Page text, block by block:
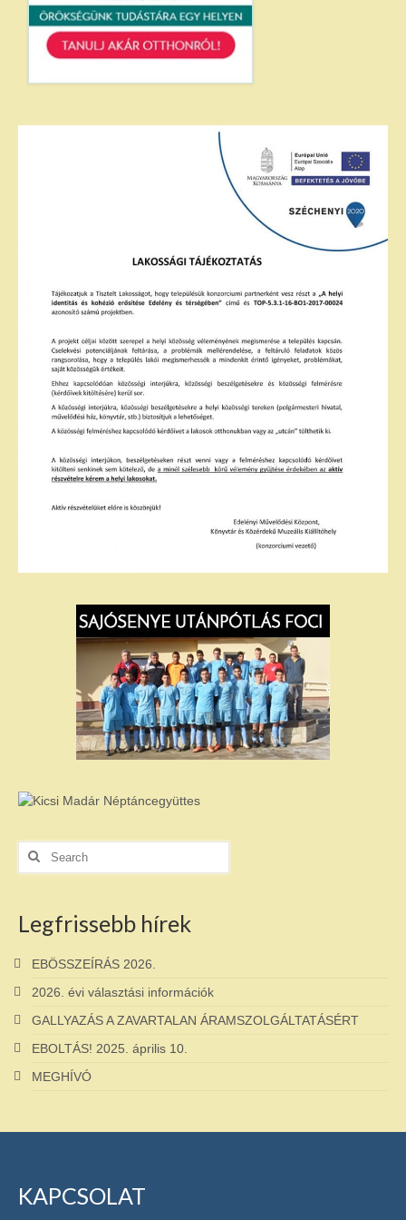
Search
Legfrissebb hírek
EBÖSSZEÍRÁS 2026.
2026. évi választási információk
GALLYAZÁS A ZAVARTALAN ÁRAMSZOLGÁLTATÁSÉRT
EBOLTÁS! 2025. április 10.
MEGHÍVÓ
KAPCSOLAT